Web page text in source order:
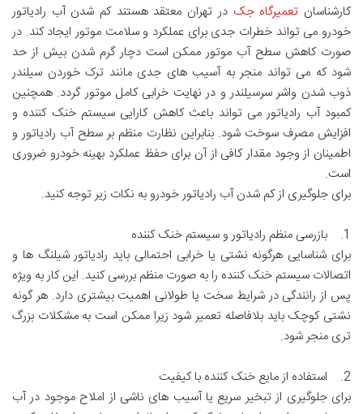
کارشناسان تعمیرگاه جک در تهران معتقد هستند کم شدن آب رادیاتور
خودرو می تواند خطرات جدی برای عملکرد و سلامت موتور ایجاد کند. در
صورت کاهش سطح آب موتور ممکن است دچار گرم شدن بیش از حد
شود که می تواند منجر به آسیب های جدی مانند ترک خوردن سیلندر
ذوب شدن واشر سرسیلندر و در نهایت خرابی کامل موتور گردد. همچنین
کمبود آب رادیاتور می تواند باعث کاهش کارایی سیستم خنک کننده و
افزایش مصرف سوخت شود. بنابراین نظارت منظم بر سطح آب رادیاتور و
اطمینان از وجود مقدار کافی از آن برای حفظ عملکرد بهینه خودرو ضروری
است.
برای جلوگیری از کم شدن آب رادیاتور خودرو به نکات زیر توجه کنید.
1. بازرسی منظم رادیاتور و سیستم خنک کننده
برای شناسایی هرگونه نشتی یا خرابی احتمالی باید رادیاتور شیلنگ ها و
اتصالات سیستم خنک کننده را به صورت منظم بررسی کنید. این کار به ویژه
پس از رانندگی در شرایط سخت یا طولانی اهمیت بیشتری دارد. هر گونه
نشتی کوچک باید بلافاصله تعمیر شود زیرا ممکن است به مشکلات بزرگ
تری منجر شود.
2. استفاده از مایع خنک کننده با کیفیت
برای جلوگیری از تبخیر سریع یا آسیب های ناشی از املاح موجود در آب